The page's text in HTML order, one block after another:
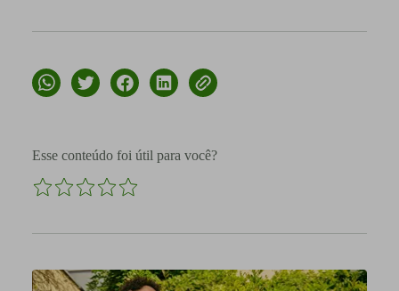
Esse conteúdo foi útil para você?